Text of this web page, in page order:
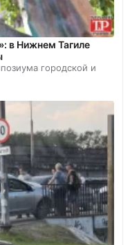
в Нижнем Тагиле
городской и